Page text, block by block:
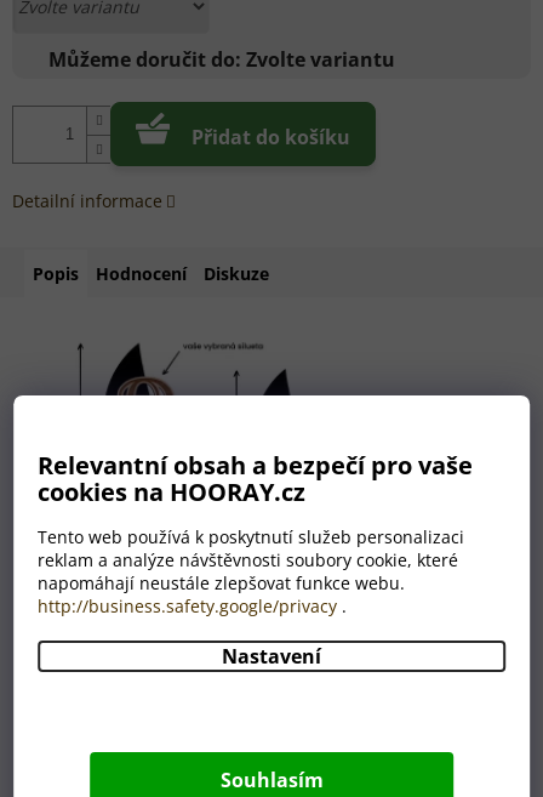
Relevantní obsah a bezpečí pro vaše
cookies na HOORAY.cz
Tento web používá k poskytnutí služeb personalizaci
reklam a analýze návštěvnosti soubory cookie, které
napomáhají neustále zlepšovat funkce webu.
http://business.safety.google/privacy .
Nastavení
Souhlasím
Můžeme doručit do: Zvolte variantu
Přidat do košíku
Detailní informace
Popis Hodnocení Diskuze
Nemáte grafika? Nevadí!